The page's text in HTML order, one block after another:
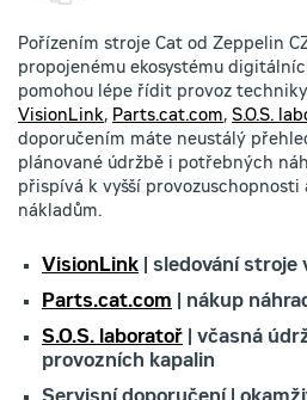
Pořízením stroje Cat od Zeppelin
propojenému ekosystému
pomohou lépe řídit provoz
VisionLink, Parts.cat.com, S.O.S.
doporučením máte neustálý
plánované údržbě i potřebných
přispívá k vyšší provozuschopnosti
nákladům.
VisionLink | sledování stroje
Parts.cat.com | nákup
S.O.S. laboratoř | včasná
provozních kapalin